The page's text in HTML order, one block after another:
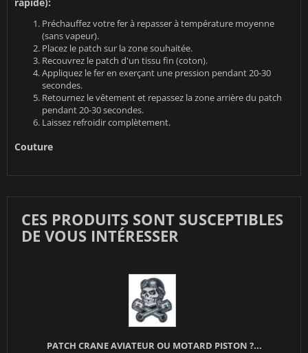
Préchauffez votre fer à repasser à température moyenne
(sans vapeur).
Placez le patch sur la zone souhaitée.
Recouvrez le patch d'un tissu fin (coton).
Appliquez le fer en exerçant une pression pendant 20-30
secondes.
Retournez le vêtement et repassez la zone arrière du patch
pendant 20-30 secondes.
Laissez refroidir complètement.
Couture
CES PRODUITS SONT SUSCEPTIBLES
DE VOUS INTÉRESSER
PATCH CRANE AVIATEUR OU MOTARD PISTON ?...